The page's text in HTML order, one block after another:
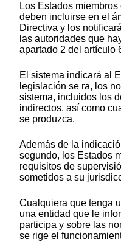
Los Estados
deben incluirse en el
Directiva y los
las autoridades que
apartado 2 del artículo
El sistema indicará al
legislación se ra, los
sistema, incluidos los
indirectos, así como
se produzca.
Además de la
segundo, los Estados
requisitos de
sometidos a su
Cualquiera que tenga
una entidad que le
participa y sobre las
se rige el